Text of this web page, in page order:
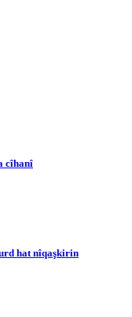
cîhanî
hat nîqaşkirin